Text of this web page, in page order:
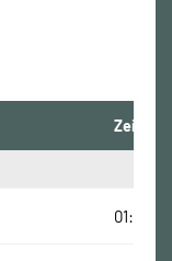
Zeit